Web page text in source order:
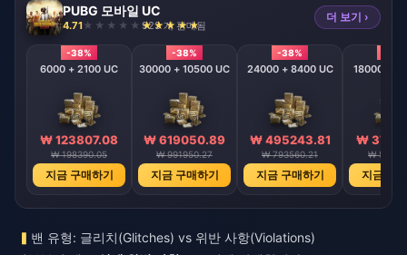
PUBG 모바일 UC
4.71 923 개 판매됨
더 보기 ›
-38%
6000 + 2100 UC
₩ 123807.08
₩ 198390.05
지금 구매하기
-38%
30000 + 10500 UC
₩ 619050.89
₩ 991950.27
지금 구매하기
-38%
24000 + 8400 UC
₩ 495243.81
₩ 793560.21
지금 구매하기
18000 +
₩
₩
지금 구
밴 유형: 글리치(Glitches) vs 위반 사항(Violations)